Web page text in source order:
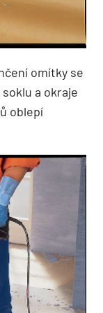
omítky se
a okraje
oblepí